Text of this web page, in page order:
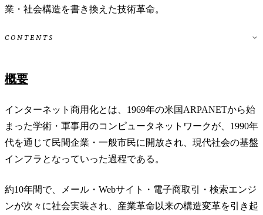
業・社会構造を書き換えた技術革命。
CONTENTS
概要
インターネット商用化とは、1969年の米国ARPANETから始
まった学術・軍事用のコンピュータネットワークが、1990年
代を通じて民間企業・一般市民に開放され、現代社会の基盤
インフラとなっていった過程である。
約10年間で、メール・Webサイト・電子商取引・検索エンジ
ンが次々に社会実装され、産業革命以来の構造変革を引き起